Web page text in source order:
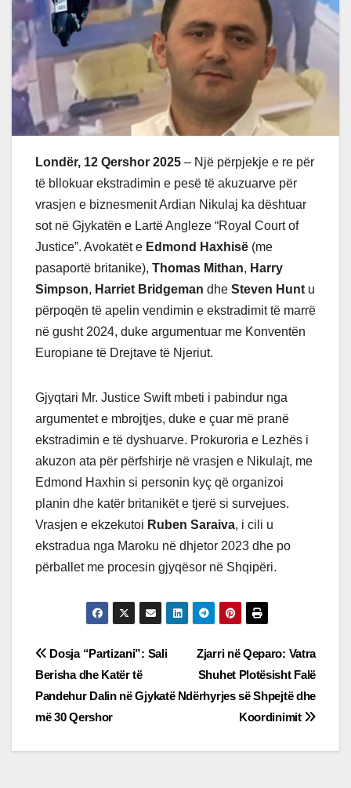
Londër, 12 Qershor 2025 – Një përpjekje e re për
të bllokuar ekstradimin e pesë të akuzuarve për
vrasjen e biznesmenit Ardian Nikulaj ka dështuar
sot në Gjykatën e Lartë Angleze “Royal Court of
Justice”. Avokatët e Edmond Haxhisë (me
pasaportë britanike), Thomas Mithan, Harry
Simpson, Harriet Bridgeman dhe Steven Hunt u
përpoqën të apelin vendimin e ekstradimit të marrë
në gusht 2024, duke argumentuar me Konventën
Europiane të Drejtave të Njeriut.
Gjyqtari Mr. Justice Swift mbeti i pabindur nga
argumentet e mbrojtjes, duke e çuar më pranë
ekstradimin e të dyshuarve. Prokuroria e Lezhës i
akuzon ata për përfshirje në vrasjen e Nikulajt, me
Edmond Haxhin si personin kyç që organizoi
planin dhe katër britanikët e tjerë si survejues.
Vrasjen e ekzekutoi Ruben Saraiva, i cili u
ekstradua nga Maroku në dhjetor 2023 dhe po
përballet me procesin gjyqësor në Shqipëri.
Post
navigation
Zjarri në Qeparo: Vatra
Shuhet Plotësisht Falë
Ndërhyrjes së Shpejtë dhe
Koordinimit
Dosja “Partizani”: Sali
Berisha dhe Katër të
Pandehur Dalin në Gjykatë
më 30 Qershor